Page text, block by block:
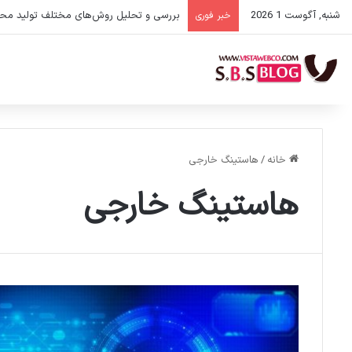
شنبه, آگوست 1 2026 خبر فوری بررسی و تحلیل روش‌های مختلف تولید
خانه / هاستینگ خارجی
هاستینگ خارجی